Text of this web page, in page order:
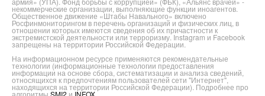
некоммерческие организации, выполняющие функции иноагентов.
Общественное движение «Штабы Навального» включено
Росфинмониторингом в перечень организаций и физических лиц, в
отношении которых имеются сведения об их причастности к
экстремистской деятельности или терроризму. Instagram и Facebook
запрещены на территории Российской Федерации.
На информационном ресурсе применяются рекомендательные
технологии (информационные технологии предоставления
информации на основе сбора, систематизации и анализа сведений,
относящихся к предпочтениям пользователей сети "Интернет",
находящихся на территории Российской Федерации). Подробнее про
алгоритмы SMI2 и INFOX